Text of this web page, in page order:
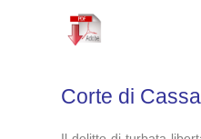
Corte di